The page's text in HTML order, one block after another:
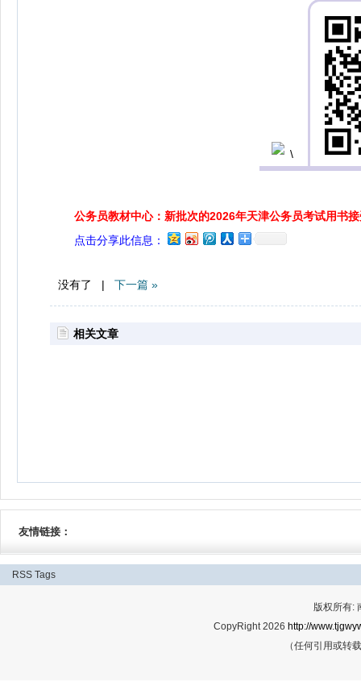
公务员教材中心：新批次的2026年天津公务员考试用书
点击分享此信息：
没有了 | 下一篇 »
相关文章
友情链接：
RSS Tags
版权所有:
CopyRight 2026 http://
（任何引用或转